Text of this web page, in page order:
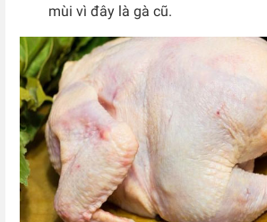
mùi vì đây là gà cũ.